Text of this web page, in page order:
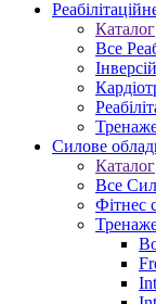
Каталог
Все
Силове
Каталог
Все
Фітнес